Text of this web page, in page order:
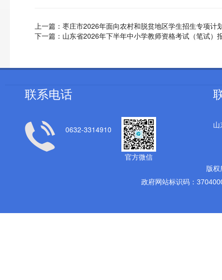
上一篇： 枣庄市2026年面向农村和脱贫地区学生招生专项计
下一篇： 山东省2026年下半年中小学教师资格考试（笔试）
联系电话
0632-3314910
官方微信
版
政府网站标识码：